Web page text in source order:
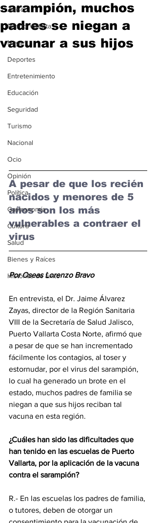
Jalisco
Puerto Vallarta
Nayarit
Deportes
Entretenimiento
Educación
Seguridad
Turismo
Nacional
Ocio
Opinión
Política
Gastronomía
Cultura
Salud
Bienes y Raíces
Historias de Éxito
sarampión, muchos
padres se niegan a
vacunar a sus hijos
A pesar de que los recién
nacidos y menores de 5
años son los más
vulnerables a contraer el
virus
Por Oseas Lorenzo Bravo
En entrevista, el Dr. Jaime Álvarez
Zayas, director de la Región Sanitaria
VIII de la Secretaría de Salud Jalisco,
Puerto Vallarta Costa Norte, afirmó que
a pesar de que se han incrementado
fácilmente los contagios, al toser y
estornudar, por el virus del sarampión,
lo cual ha generado un brote en el
estado, muchos padres de familia se
niegan a que sus hijos reciban tal
vacuna en esta región.
¿Cuáles han sido las dificultades que
han tenido en las escuelas de Puerto
Vallarta, por la aplicación de la vacuna
contra el sarampión?
R.- En las escuelas los padres de familia,
o tutores, deben de otorgar un